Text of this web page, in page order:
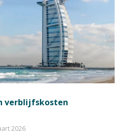
verblijfskosten
2026